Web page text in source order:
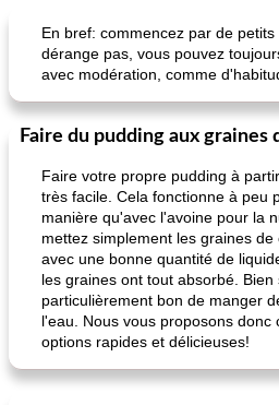
pouding au chocolat maison
En bref: commencez par de
dérange pas, vous pouvez
avec modération, comme
Faire du pudding aux graines
Faire votre propre pudding à
très facile. Cela fonctionne à peu
manière qu'avec l'avoine pour la
mettez simplement les graines
avec une bonne quantité de
les graines ont tout absorbé. Bien
particulièrement bon de manger
l'eau. Nous vous proposons donc
options rapides et délicieuses!